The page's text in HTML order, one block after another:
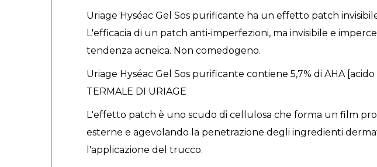
Uriage Hyséac Gel Sos purificante ha un effetto patch
L'efficacia di un patch anti-imperfezioni, ma invisibile e
tendenza acneica. Non comedogeno.
Uriage Hyséac Gel Sos purificante contiene 5,7% di AHA
TERMALE DI URIAGE
L'effetto patch è uno scudo di cellulosa che forma un film
esterne e agevolando la penetrazione degli ingredienti
l'applicazione del trucco.